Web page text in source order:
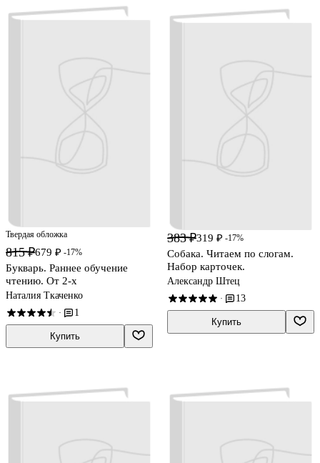
Твердая обложка
815 ₽679 ₽ -17%
Букварь. Раннее обучение
чтению. От 2-х
Наталия Ткаченко
· 1
Купить
383 ₽319 ₽ -17%
Собака. Читаем по слогам.
Набор карточек.
Александр Штец
· 13
Купить